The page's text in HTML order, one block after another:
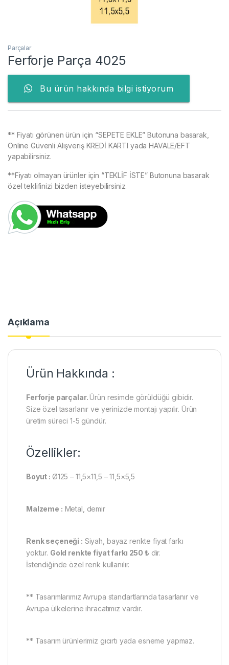
Parçalar
Ferforje Parça 4025
Bu ürün hakkında bilgi istiyorum
** Fiyatı görünen ürün için “SEPETE EKLE” Butonuna basarak,
Online Güvenli Alışveriş KREDİ KARTI yada HAVALE/EFT
yapabilirsiniz.
**Fiyatı olmayan ürünler için “TEKLİF İSTE” Butonuna basarak
özel teklifinizi bizden isteyebilirsiniz.
Açıklama
Ürün Hakkında :
Ferforje parçalar.Ürün resimde görüldüğü gibidir.
Size özel tasarlanır ve yerinizde montajı yapılır. Ürün
üretim süreci 1-5 gündür.
Özellikler:
Boyut : Ø125 – 11,5×11,5 – 11,5×5,5
Malzeme : Metal, demir
Renk seçeneği : Siyah, bayaz renkte fiyat farkı
yoktur. Gold renkte fiyat farkı 250 ₺ dir.
İstendiğinde özel renk kullanılır.
** Tasarımlarımız Avrupa standartlarında tasarlanır ve
Avrupa ülkelerine ihracatımız vardır.
** Tasarım ürünlerimiz gıcırtı yada esneme yapmaz.